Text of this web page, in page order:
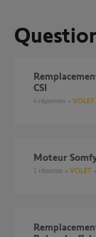
Remplacement moteur Jet10/17 CSI par un JET 10/17 Non
CSI
4 réponses VOLET
Moteur
1 réponse VOLET
Remplacement moteur volet roulant dans un ancien coffre